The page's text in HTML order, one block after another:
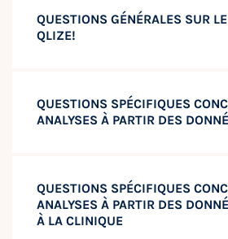
QUESTIONS GÉNÉRALES SUR
QLIZE!
QUESTIONS SPÉCIFIQUES
ANALYSES À PARTIR DES
QUESTIONS SPÉCIFIQUES
ANALYSES À PARTIR DES
À LA CLINIQUE